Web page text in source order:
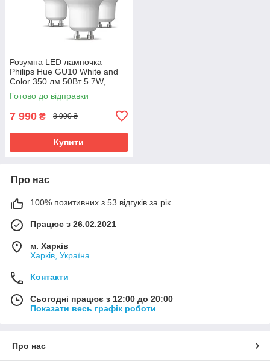
Розумна LED лампочка
Philips Hue GU10 White and
Color 350 лм 50Вт 5.7W,
ZigBee, Bluetooth, Apple
HomeKit, 3 шт.
Готово до відправки
7 990 ₴ 8 990 ₴
Купити
Про нас
100% позитивних з 53 відгуків за рік
Працює з 26.02.2021
м. Харків
Харків, Україна
Контакти
Сьогодні працює з 12:00 до 20:00
Показати весь графік роботи
Про нас